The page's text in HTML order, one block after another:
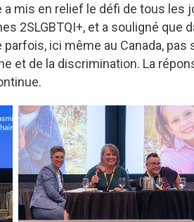
mis en relief le défi de tous les
2SLGBTQI+, et a souligné que
ici même au Canada,
et de la discrimination. La